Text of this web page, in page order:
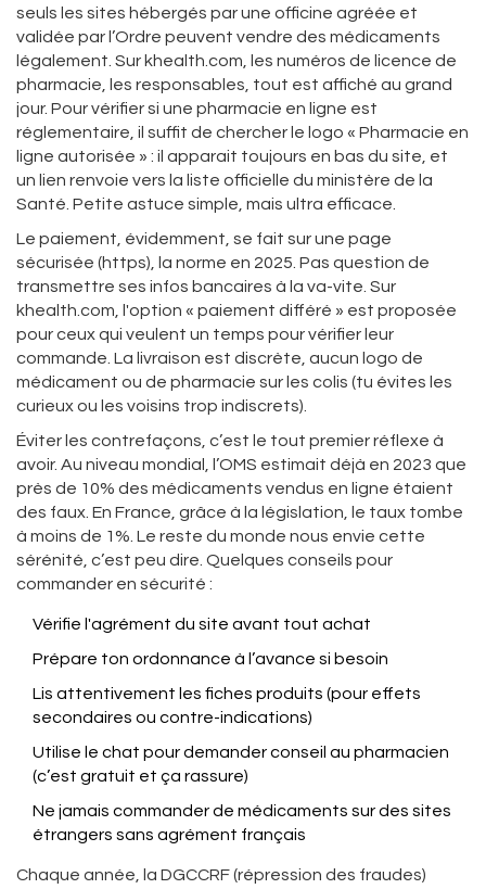
seuls les sites hébergés par une officine agréée et
validée par l’Ordre peuvent vendre des médicaments
légalement. Sur khealth.com, les numéros de licence de
pharmacie, les responsables, tout est affiché au grand
jour. Pour vérifier si une pharmacie en ligne est
réglementaire, il suffit de chercher le logo « Pharmacie en
ligne autorisée » : il apparait toujours en bas du site, et
un lien renvoie vers la liste officielle du ministère de la
Santé. Petite astuce simple, mais ultra efficace.
Le paiement, évidemment, se fait sur une page
sécurisée (https), la norme en 2025. Pas question de
transmettre ses infos bancaires à la va-vite. Sur
khealth.com, l'option « paiement différé » est proposée
pour ceux qui veulent un temps pour vérifier leur
commande. La livraison est discrète, aucun logo de
médicament ou de pharmacie sur les colis (tu évites les
curieux ou les voisins trop indiscrets).
Éviter les contrefaçons, c’est le tout premier réflexe à
avoir. Au niveau mondial, l’OMS estimait déjà en 2023 que
près de 10% des médicaments vendus en ligne étaient
des faux. En France, grâce à la législation, le taux tombe
à moins de 1%. Le reste du monde nous envie cette
sérénité, c’est peu dire. Quelques conseils pour
commander en sécurité :
Vérifie l'agrément du site avant tout achat
Prépare ton ordonnance à l’avance si besoin
Lis attentivement les fiches produits (pour effets
secondaires ou contre-indications)
Utilise le chat pour demander conseil au pharmacien
(c’est gratuit et ça rassure)
Ne jamais commander de médicaments sur des sites
étrangers sans agrément français
Chaque année, la DGCCRF (répression des fraudes)